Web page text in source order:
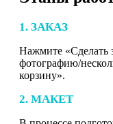
1. ЗАКАЗ
Нажмите «Сделать
фотографию/
корзину».
2. МАКЕТ